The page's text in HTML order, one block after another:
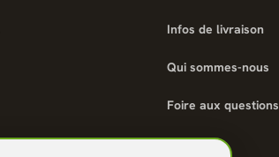
Infos de livraison
Qui sommes-nous
Foire aux questions